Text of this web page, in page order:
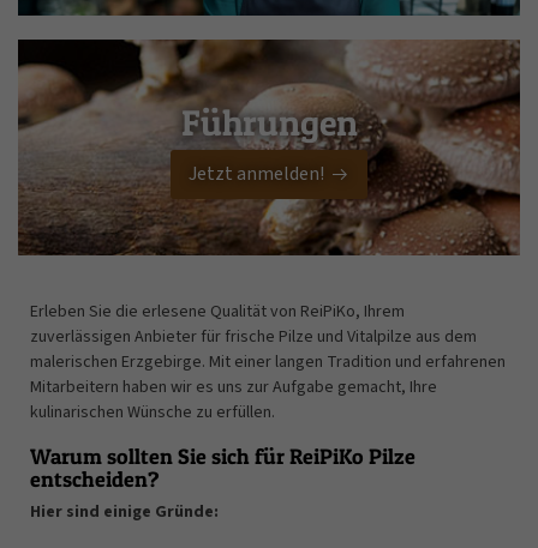
Führungen
Jetzt anmelden!
Erleben Sie die erlesene Qualität von ReiPiKo, Ihrem
zuverlässigen Anbieter für frische Pilze und Vitalpilze aus dem
malerischen Erzgebirge. Mit einer langen Tradition und erfahrenen
Mitarbeitern haben wir es uns zur Aufgabe gemacht, Ihre
kulinarischen Wünsche zu erfüllen.
Warum sollten Sie sich für ReiPiKo Pilze
entscheiden?
Hier sind einige Gründe: